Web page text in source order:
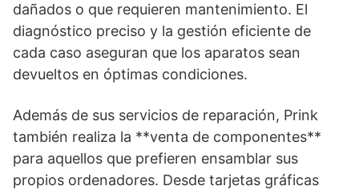
dañados o que requieren mantenimiento. El
diagnóstico preciso y la gestión eficiente de
cada caso aseguran que los aparatos sean
devueltos en óptimas condiciones.
Además de sus servicios de reparación, Prink
también realiza la **venta de componentes**
para aquellos que prefieren ensamblar sus
propios ordenadores. Desde tarjetas gráficas